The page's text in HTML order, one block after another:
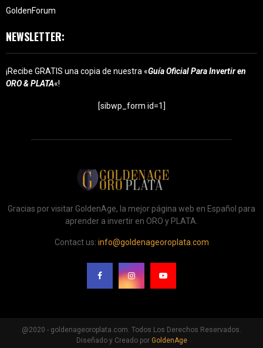
GoldenForum
NEWSLETTER:
¡Recibe GRATIS una copia de nuestra «Guía Oficial Para Invertir en
ORO & PLATA«!
[sibwp_form id=1]
Gracias por visitar GoldenAge, la mejor página web en Español para
aprender a invertir en ORO y PLATA.
Contact us: info@goldenageoroplata.com
@2020 - goldenageoroplata.com. Todos Los Derechos Reservados.
Diseñado y Creado por GoldenAge